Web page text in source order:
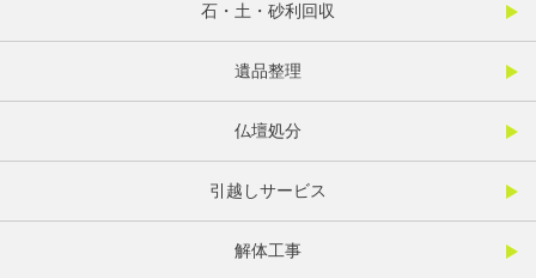
石・土・砂利回収
遺品整理
仏壇処分
引越しサービス
解体工事